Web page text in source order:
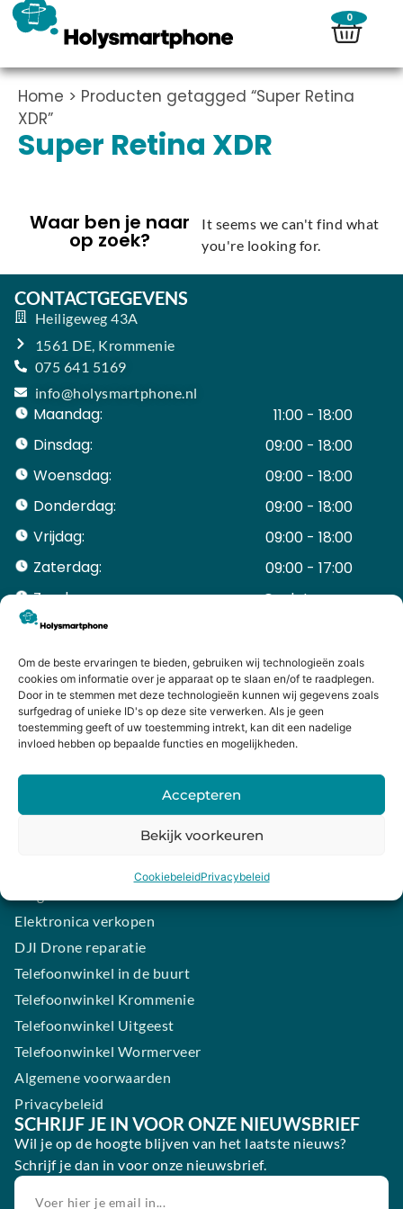
Om de beste ervaringen te bieden, gebruiken wij technologieën zoals
cookies om informatie over je apparaat op te slaan en/of te raadplegen.
Door in te stemmen met deze technologieën kunnen wij gegevens zoals
surfgedrag of unieke ID's op deze site verwerken. Als je geen
toestemming geeft of uw toestemming intrekt, kan dit een nadelige
invloed hebben op bepaalde functies en mogelijkheden.
Accepteren
Bekijk voorkeuren
CookiebeleidPrivacybeleid
0
Home > Producten getagged “Super Retina
XDR”
Super Retina XDR
Waar ben je naar
op zoek?
It seems we can't find what
you're looking for.
CONTACTGEGEVENS
Heiligeweg 43A
1561 DE, Krommenie
075 641 5169
info@holysmartphone.nl
Maandag:
11:00 - 18:00
Dinsdag:
09:00 - 18:00
Woensdag:
09:00 - 18:00
Donderdag:
09:00 - 18:00
Vrijdag:
09:00 - 18:00
Zaterdag:
09:00 - 17:00
Zondag:
Gesloten ​ ​ ​ ​ ​ ​ ​
ACCOUNT
Bestellingen
Mijn winkelwagen
HANDIGE LINKS
Levering en retourneren
iPhone laten maken
Samsung smartphone laten maken
Elektronica verkopen
DJI Drone reparatie
Telefoonwinkel in de buurt
Telefoonwinkel Krommenie
Telefoonwinkel Uitgeest
Telefoonwinkel Wormerveer
Algemene voorwaarden
Privacybeleid
SCHRIJF JE IN VOOR ONZE NIEUWSBRIEF
Wil je op de hoogte blijven van het laatste nieuws?
Schrijf je dan in voor onze nieuwsbrief.